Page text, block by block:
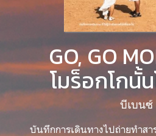
GO, GO
โมร็อกโกนั้
บีเบนซ์
บันทึกการเดินทางไปถ่ายทำสา